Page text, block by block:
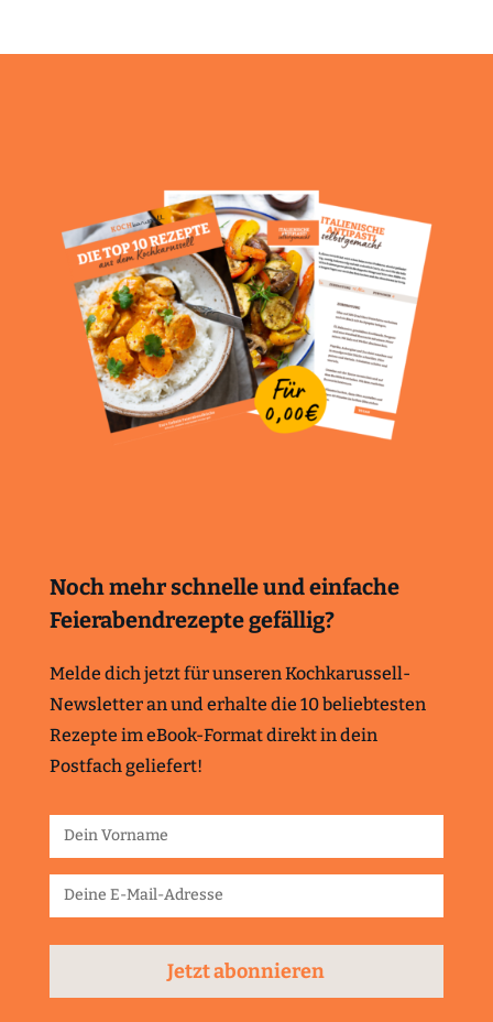
Noch mehr schnelle und einfache
Feierabendrezepte gefällig?
Melde dich jetzt für unseren Kochkarussell-
Newsletter an und erhalte die 10 beliebtesten
Rezepte im eBook-Format direkt in dein
Postfach geliefert!
Jetzt abonnieren